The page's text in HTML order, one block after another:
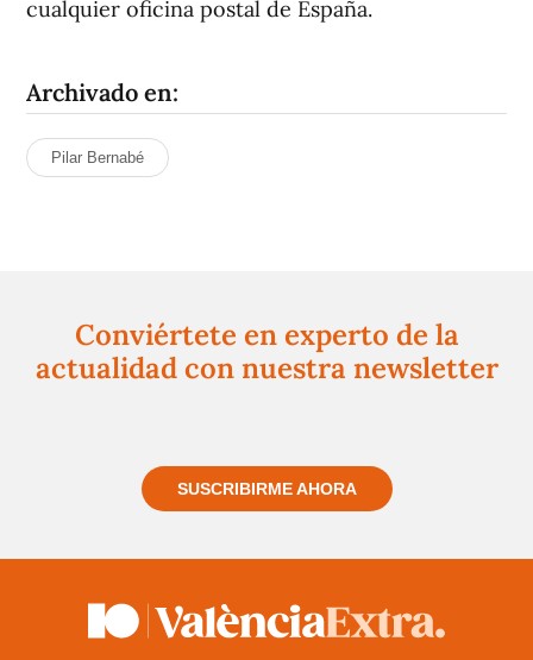
cualquier oficina postal de España.
Archivado en:
Pilar Bernabé
Conviértete en experto de la
actualidad con nuestra newsletter
SUSCRIBIRME AHORA